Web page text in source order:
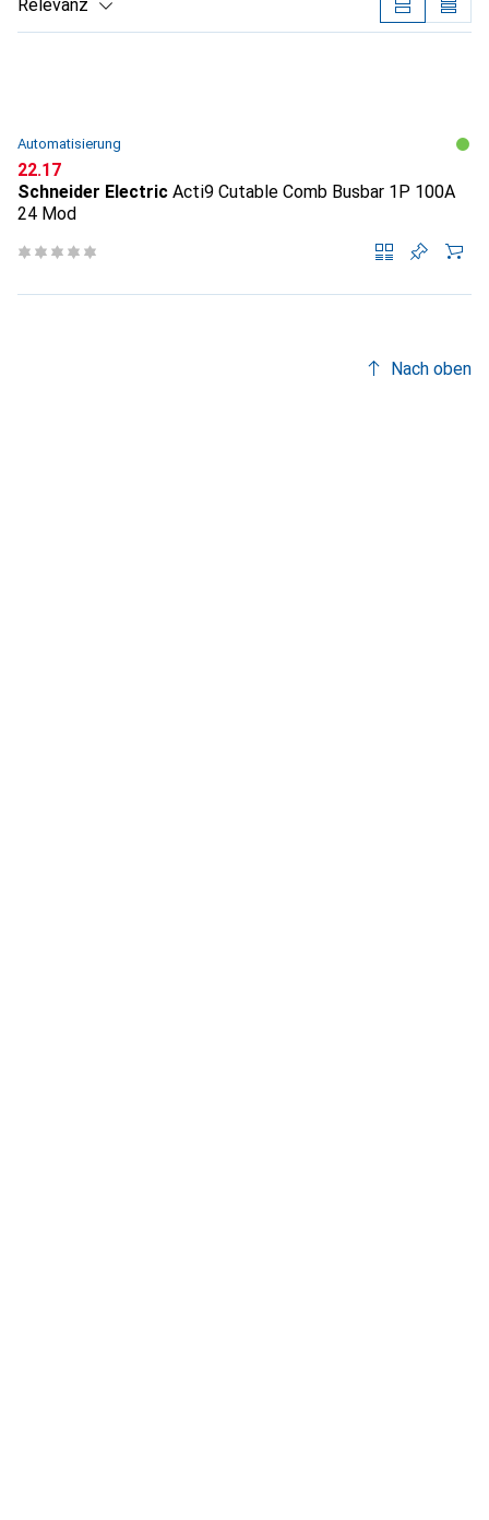
Relevanz
Automatisierung
CHF
22.17
Schneider Electric Acti9 Cutable Comb Busbar 1P 100A
24 Mod
Nach oben